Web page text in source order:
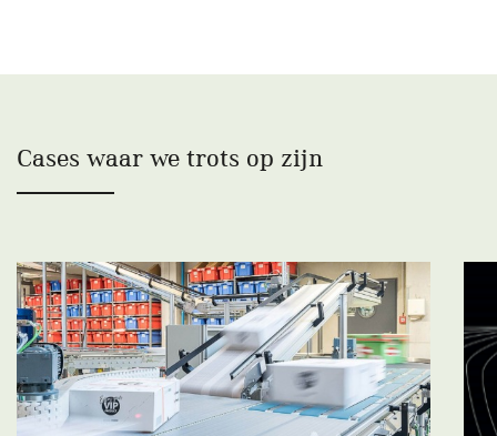
Cases waar we trots op zijn